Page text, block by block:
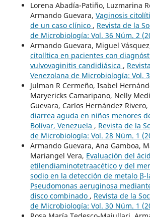
Lorena Abadía-Patiño, Luzmarina
Armando Guevara, Vaginosis
de un caso clínico , Revista de la
de Microbiología: Vol. 36 Núm. 2
Armando Guevara, Miguel
citolítica en pacientes con
vulvovaginitis candidiásica ,
Venezolana de Microbiología: Vol.
Julman R Cermeño, Isabel
Maryericks Camaripano, Nelly
Guevara, Carlos Hernández Rivero,
diarrea aguda en niños menores
Bolívar, Venezuela , Revista de la
de Microbiología: Vol. 28 Núm. 1
Armando Guevara, Ana Gamboa,
Mariangel Vera, Evaluación del
etilendiaminotetraacético y del
sodio en la detección de metalo β-
Pseudomonas aeruginosa
disco combinado , Revista de la
de Microbiología: Vol. 30 Núm. 1